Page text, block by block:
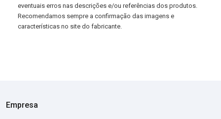
eventuais erros nas descrições e/ou referências dos produtos.
Recomendamos sempre a confirmação das imagens e
características no site do fabricante.
Empresa